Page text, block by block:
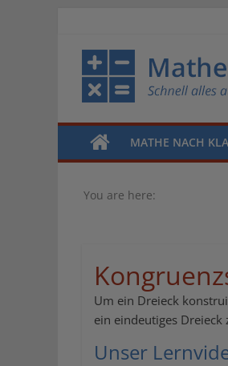
MATHE NACH
You are here:
Um ein Dreieck
ein eindeutiges
Unser